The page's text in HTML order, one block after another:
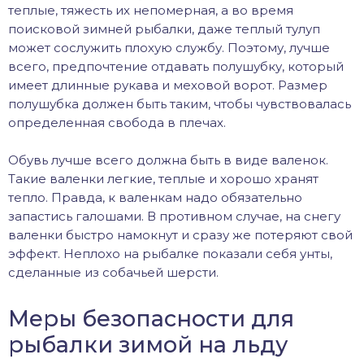
теплые, тяжесть их непомерная, а во время
поисковой зимней рыбалки, даже теплый тулуп
может сослужить плохую службу. Поэтому, лучше
всего, предпочтение отдавать полушубку, который
имеет длинные рукава и меховой ворот. Размер
полушубка должен быть таким, чтобы чувствовалась
определенная свобода в плечах.
Обувь лучше всего должна быть в виде валенок.
Такие валенки легкие, теплые и хорошо хранят
тепло. Правда, к валенкам надо обязательно
запастись галошами. В противном случае, на снегу
валенки быстро намокнут и сразу же потеряют свой
эффект. Неплохо на рыбалке показали себя унты,
сделанные из собачьей шерсти.
Меры безопасности для
рыбалки зимой на льду